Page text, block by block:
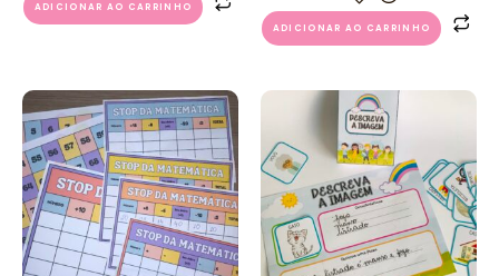
ADICIONAR AO CARRINHO
ADICIONAR AO CARRINHO